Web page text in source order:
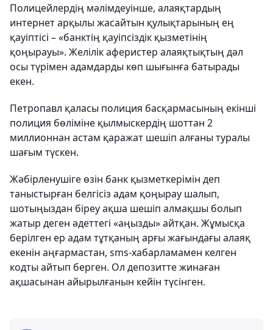
Полицейлердің мәлімдеуінше, алаяқтардың
интернет арқылы жасайтын қулықтарының ең
қауіптісі – «банктің қауіпсіздік қызметінің
қоңырауы». Желілік аферистер алаяқтықтың дәл
осы түрімен адамдарды көп шығынға батырады
екен.
Петропавл қаласы полиция басқармасының екінші
полиция бөліміне қылмыскердің шоттан 2
миллионнан астам қаражат шешіп алғаны туралы
шағым түскен.
Жәбірленушіге өзін банк қызметкерімін деп
таныстырған белгісіз адам қоңырау шалып,
шотыңыздан біреу ақша шешіп алмақшы болып
жатыр деген әдеттегі «аңызды» айтқан. Жұмысқа
берілген ер адам тұтқаның арғы жағындағы алаяқ
екенін аңғармастан, sms-хабарламамен келген
кодты айтып берген. Ол депозитте жинаған
ақшасынан айырылғанын кейін түсінген.